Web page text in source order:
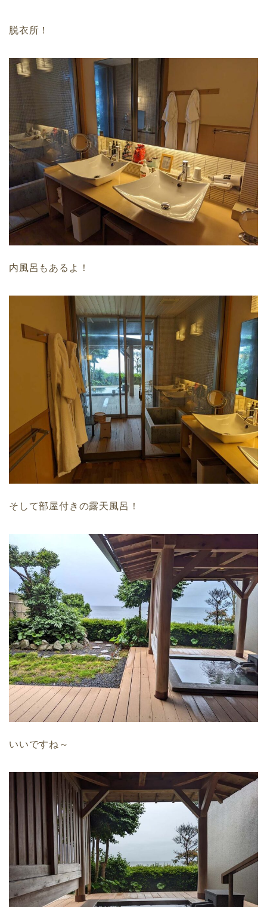
脱衣所！
内風呂もあるよ！
そして部屋付きの露天風呂！
いいですね～